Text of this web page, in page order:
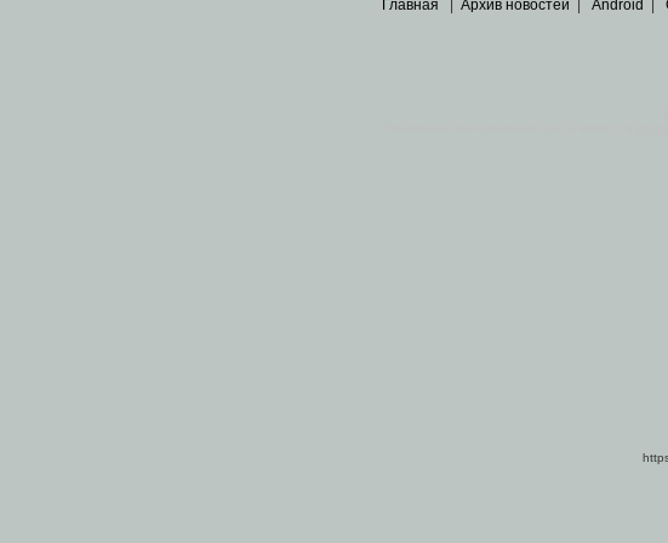
Главная Архив новостей Android